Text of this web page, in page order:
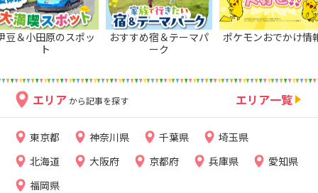
豆＆小田原のスポッ
ト
おすすめ宿＆テーマパ
ーク
ポケモンおでかけ情
エリア から記事を探す エリア一覧
東京都 神奈川県 千葉県
埼玉県
北海道
大阪府 京都府 兵庫県
愛知県
福岡県